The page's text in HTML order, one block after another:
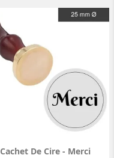
Cachet De Cire - Merci